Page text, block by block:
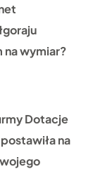
wymiar?
Dotacje
na